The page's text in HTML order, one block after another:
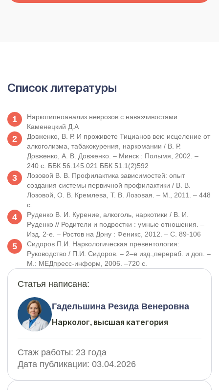
Список литературы
Наркогипноанализ неврозов с навязчивостями
Каменецкий Д.А
Довженко, В. Р. И проживете Тицианов век: исцеление от
алкоголизма, табакокурения, наркомании / В. Р.
Довженко, А. В. Довженко. – Минск : Полымя, 2002. –
240 с. ББК 56.145.021 ББК 51.1(2)592
Лозовой В. В. Профилактика зависимостей: опыт
создания системы первичной профилактики / В. В.
Лозовой, О. В. Кремлева, Т. В. Лозовая. – М., 2011. – 448
с.
Руденко В. И. Курение, алкоголь, наркотики / В. И.
Руденко // Родители и подростки : умные отношения. –
Изд. 2-е. – Ростов на Дону : Феникс, 2012. – С. 89-106
Сидоров П.И. Наркологическая превентология:
Руководство / П.И. Сидоров. – 2–е изд.,перераб. и доп. –
М.: МЕДпресс-информ, 2006. –720 с.
Статья написана:
Гадельшина Резида Венеровна
Нарколог, высшая категория
Стаж работы: 23 года
Дата публикации: 03.04.2026